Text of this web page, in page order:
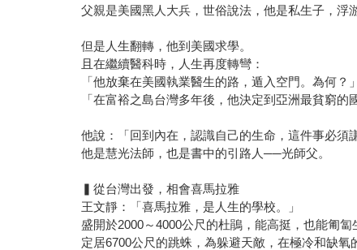
父親是美國黑人大兵，世俗說法，他是私生子，浮
但是人生翻轉，他到美國求學。
且在繼續醫科時，人生再度轉彎：
「他放棄在美國執業醫生的路，遁入空門。為何？」
「在富裕之島台灣多年後，他決定到亞洲最貧窮的
他說：「回到內在，認識自己的生命，這件事必須
他是慧光法師，也是書中的引路人──光師父。
▍從台灣出發，相會喜馬拉雅
王文靜：「喜馬拉雅，是人生的學校。」
盛開於2000～4000公尺的杜鵑，能高挺，也能匍匐
定居6700公尺的跳蛛，為躲避天敵，在極冷和缺氧